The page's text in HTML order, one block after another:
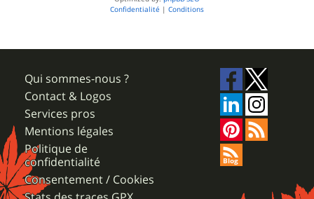
Confidentialité | Conditions
Qui sommes-nous ?
Contact & Logos
Services pros
Mentions légales
Politique de
confidentialité
Consentement / Cookies